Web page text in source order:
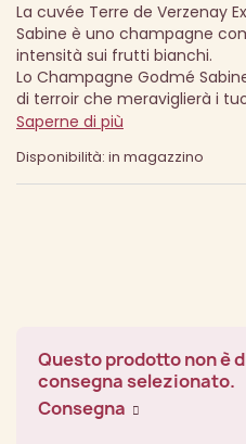
La cuvée Terre de Verzenay
Sabine è uno champagne
intensità sui frutti bianchi.
Lo Champagne Godmé
di terroir che meraviglierà i
Saperne di più
Disponibilità: in magazzino
Questo prodotto non è
consegna selezionato.
Consegna